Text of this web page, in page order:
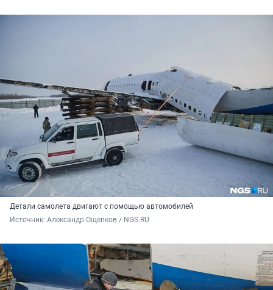
Детали самолета двигают с помощью автомобилей
Источник: Александр Ощепков / NGS.RU